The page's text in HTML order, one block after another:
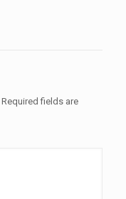
Required fields are